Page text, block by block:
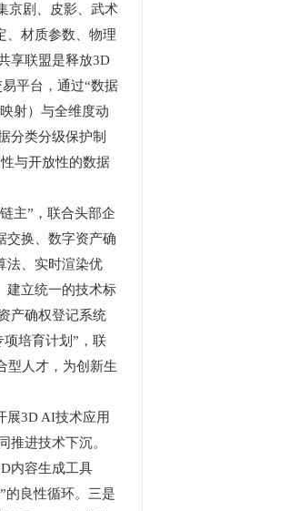
京剧、皮影、武术
、材质参数、物理
享联盟是释放3D
平台，通过“数据
射）与全维度动
分类分级保护制
与开放性的数据
主”，联合头部企
交换、数字资产确
法、实时渲染优
建立统一的技术标
产确权登记系统
培育计划”，联
型人才，为创新生
3D AI技术应用
推进技术下沉。
内容生成工具
的良性循环。三是